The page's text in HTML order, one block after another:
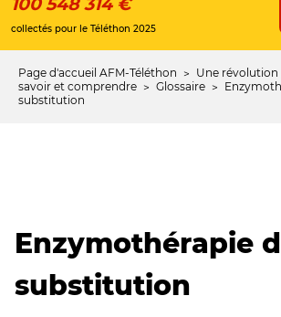
collectés pour le Téléthon 2025
Fil
d'Ariane
Page d'accueil AFM-Téléthon Une révolution
savoir et comprendre
Glossaire
substitution
Enzymothérapie
substitution